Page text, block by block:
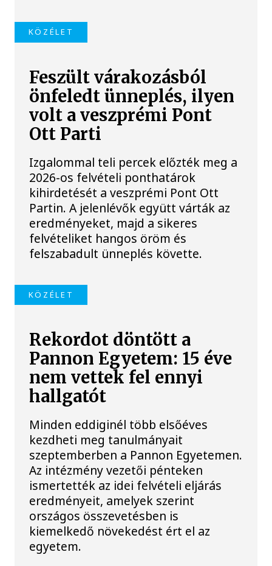
KÖZÉLET
Feszült várakozásból
önfeledt ünneplés, ilyen
volt a veszprémi Pont
Ott Parti
Izgalommal teli percek előzték meg a
2026-os felvételi ponthatárok
kihirdetését a veszprémi Pont Ott
Partin. A jelenlévők együtt várták az
eredményeket, majd a sikeres
felvételiket hangos öröm és
felszabadult ünneplés követte.
KÖZÉLET
Rekordot döntött a
Pannon Egyetem: 15 éve
nem vettek fel ennyi
hallgatót
Minden eddiginél több elsőéves
kezdheti meg tanulmányait
szeptemberben a Pannon Egyetemen.
Az intézmény vezetői pénteken
ismertették az idei felvételi eljárás
eredményeit, amelyek szerint
országos összevetésben is
kiemelkedő növekedést ért el az
egyetem.